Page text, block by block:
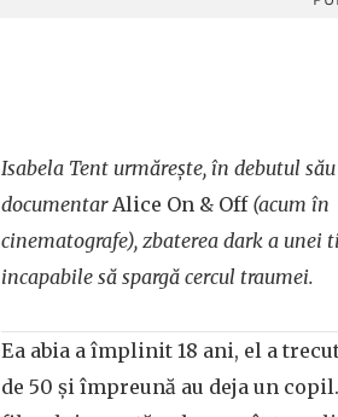
Isabela Tent urmărește, în debutul său
documentarAlice On & Off (acum în
cinematografe), zbaterea dark a unei
incapabile să spargă cercul traumei.
Ea abia a împlinit 18 ani, el a
de 50 și împreună au deja un